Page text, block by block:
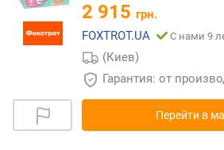
2 915 грн.
FOXTROT.UA
С нами 9
(Киев)
Гарантия: от
Перейти в